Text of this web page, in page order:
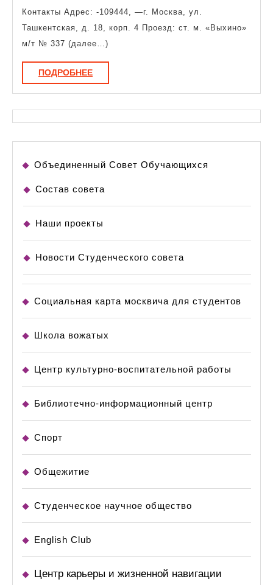
Контакты Адрес: -109444, —г. Москва, ул.
Ташкентская, д. 18, корп. 4 Проезд: ст. м. «Выхино»
м/т № 337 (далее…)
ПОДРОБНЕЕПОДРОБНЕЕ
Объединенный Совет Обучающихся
Состав совета
Наши проекты
Новости Студенческого совета
Социальная карта москвича для студентов
Школа вожатых
Центр культурно-воспитательной работы
Библиотечно-информационный центр
Спорт
Общежитие
Студенческое научное общество
English Club
Центр карьеры и жизненной навигации